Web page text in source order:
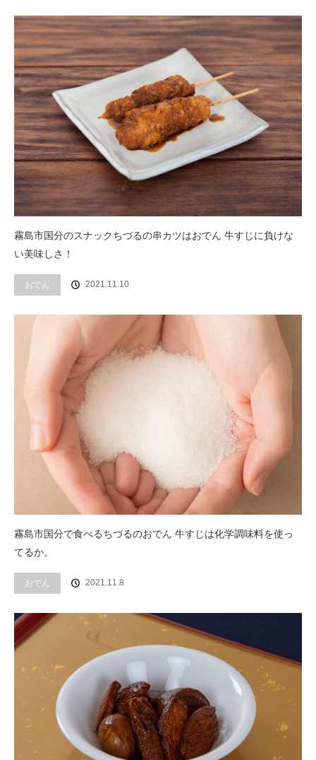
霧島市国分のスナックちづるの串カツはおでん 牛すじに負けな
い美味しさ！
おでん 2021.11.10
霧島市国分で食べるちづるのおでん 牛すじは化学調味料を使っ
てるか。
おでん 2021.11.8